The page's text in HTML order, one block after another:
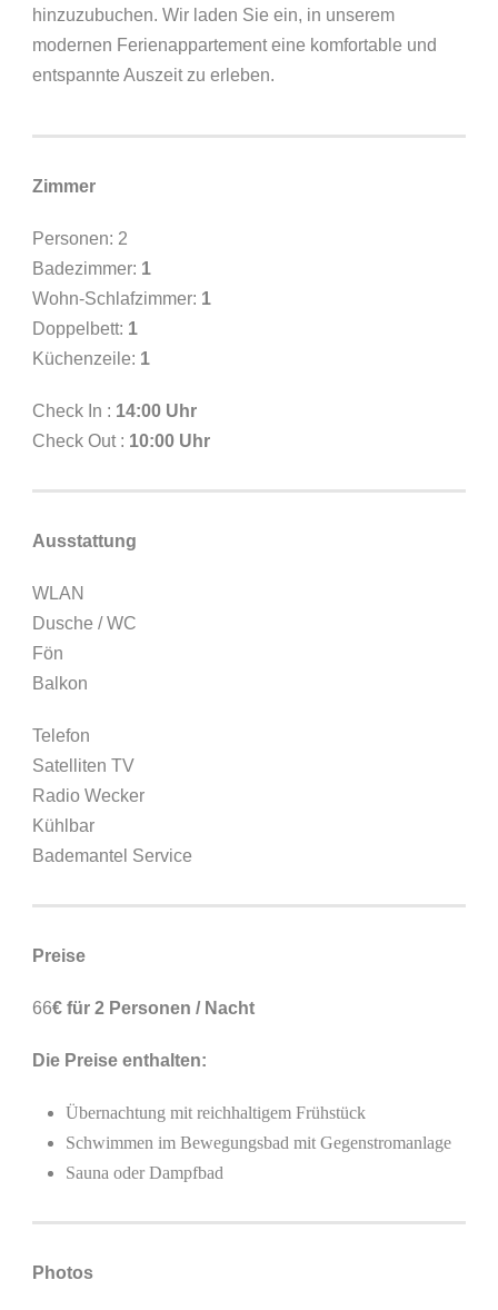
hinzuzubuchen. Wir laden Sie ein, in unserem
modernen Ferienappartement eine komfortable und
entspannte Auszeit zu erleben.
Zimmer
Personen: 2
Badezimmer: 1
Wohn-Schlafzimmer: 1
Doppelbett: 1
Küchenzeile: 1
Check In : 14:00 Uhr
Check Out : 10:00 Uhr
Ausstattung
WLAN
Dusche / WC
Fön
Balkon
Telefon
Satelliten TV
Radio Wecker
Kühlbar
Bademantel Service
Preise
66€ für 2 Personen / Nacht
Die Preise enthalten:
Übernachtung mit reichhaltigem Frühstück
Schwimmen im Bewegungsbad mit Gegenstromanlage
Sauna oder Dampfbad
Photos